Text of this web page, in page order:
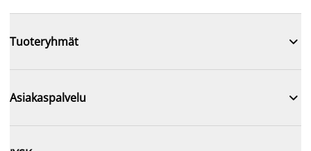
Tuoteryhmät 
Asiakaspalvelu 